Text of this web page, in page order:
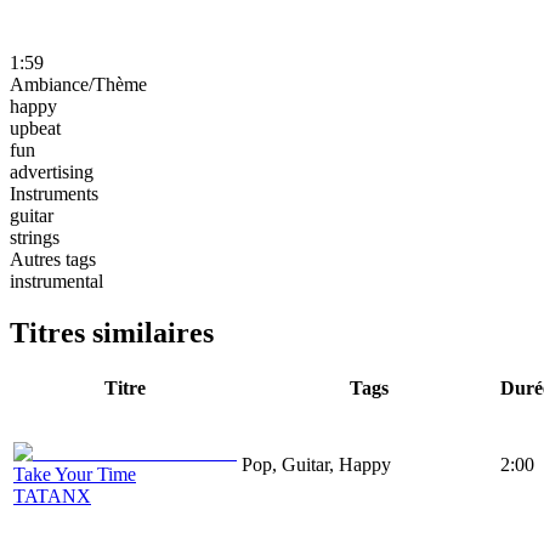
1:59
Ambiance/Thème
happy
upbeat
fun
advertising
Instruments
guitar
strings
Autres tags
instrumental
Titres similaires
Titre Tags
Take Your Time
TATANX
Pop, Guitar, Happy 2:00